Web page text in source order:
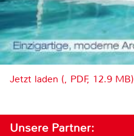
Jetzt laden (, PDF, 12.9 MB)
Unsere Partner: